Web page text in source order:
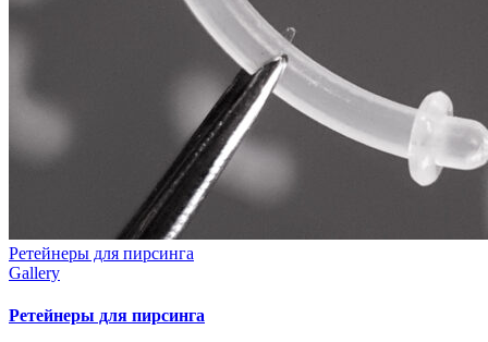
Ретейнеры для пирсинга
Gallery
Ретейнеры для пирсинга